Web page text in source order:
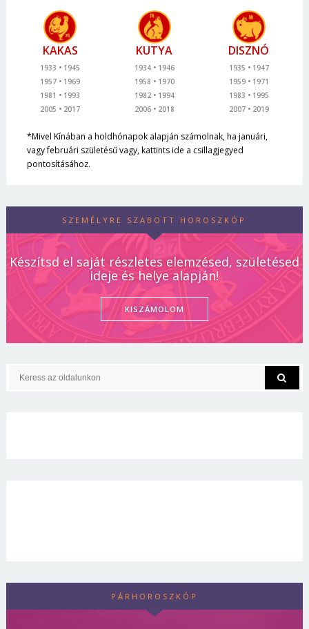
KAKAS
1933
1945
1957
1969
1981
1993
2005
2017
KUTYA
1934
1946
1958
1970
1982
1994
2006
2018
DISZNÓ
1935
1947
1959
1971
1983
1995
2007
2019
*Mivel Kínában a holdhónapok alapján számolnak, ha januári,
vagy februári születésű vagy, kattints ide a csillagjegyed
pontosításához.
SZEMÉLYRE SZABOTT HOROSZKÓP
Készítsd el saját részletes elemzésed, születésed
ideje és helye alapján!
KISZÁMOLOM
PÁRHOROSZKÓP